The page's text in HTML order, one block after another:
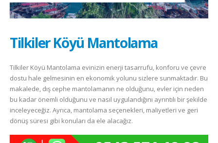
Tilkiler Köyü Mantolama
Tilkiler Köyü Mantolama evinizin enerji tasarrufu, konforu ve çevre
dostu hale gelmesinin en ekonomik yolunu sizlere sunmaktadır. Bu
makalede, dış cephe mantolamanın ne olduğunu, evler için neden
bu kadar önemli olduğunu ve nasıl uygulandığını ayrıntılı bir şekilde
inceleyeceğiz. Ayrıca, mantolama seçenekleri, maliyetleri ve geri
dönüş süresi gibi konuları da ele alacağız.